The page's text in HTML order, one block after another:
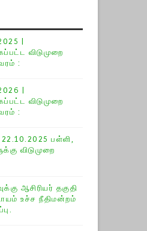
|
விடுமுறை
:
|
விடுமுறை
:
பள்ளி,
விடுமுறை
ஆசிரியர் தகுதி
உச்ச நீதிமன்றம்